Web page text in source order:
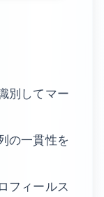
別してマー
の一貫性を
フィールス